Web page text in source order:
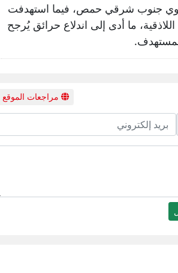
الجوي جنوب شرقي حمص، فيما استهدفت
ما أدى إلى اندلاع حرائق يُرجح
مراجعات الموقع